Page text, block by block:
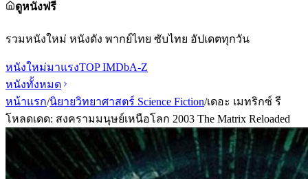
ดูหนังฟรี
รวมหนังใหม่ หนังดัง พากย์ไทย ซับไทย อัปเดตทุกวัน
หนังใหม่มาแรงTOP IMDbA-Z
หนังทั้งหมด
หน้าแรก/นิยายวิทยาศาสตร์ Science Fiction/เดอะ เมทริกซ์ รี
โหลดเดด: สงครามมนุษย์เหนือโลก 2003 The Matrix Reloaded